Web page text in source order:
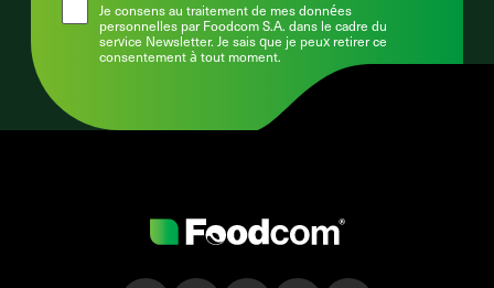
Je consens au traitement de mes données
personnelles par Foodcom S.A. dans le cadre du
service Newsletter. Je sais que je peux retirer ce
consentement à tout moment.